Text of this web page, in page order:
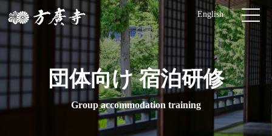
English
団体向け 宿泊研修
Group accommodation training